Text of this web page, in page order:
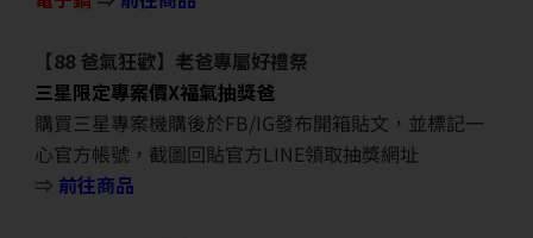
【88 爸氣狂歡】老爸專屬好禮祭
三星限定專案價X福氣抽獎爸
購買三星專案機購後於FB/IG發布開箱貼文，並標記一
心官方帳號，截圖回貼官方LINE領取抽獎網址
⇒ 前往商品